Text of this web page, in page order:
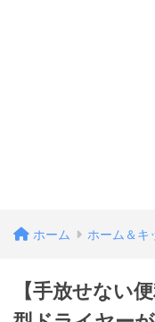
ホーム ホーム＆キ
【手放せない